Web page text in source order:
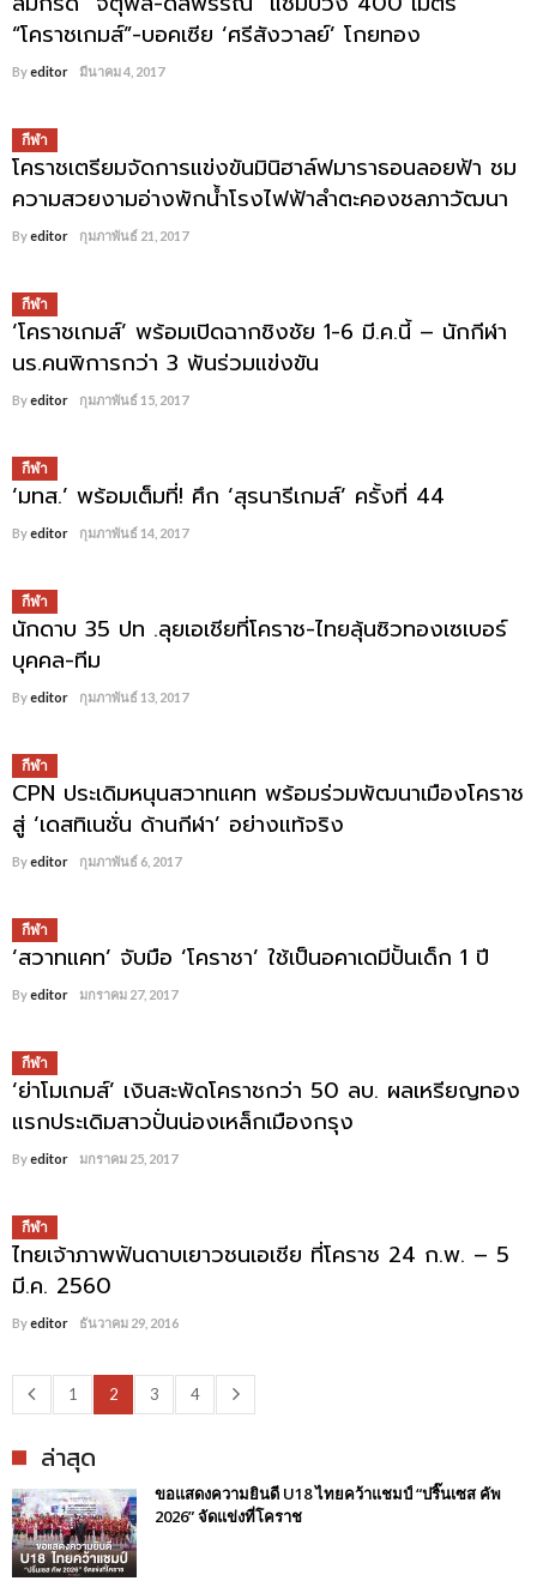
“โคราชเกมส์”-บอคเซีย ‘ศรีสังวาลย์’ โกยทอง
Byeditor มีนาคม 4, 2017
กีฬา
โคราชเตรียมจัดการแข่งขันมินิฮาล์ฟมาราธอนลอยฟ้า ชม
ความสวยงามอ่างพักน้ำโรงไฟฟ้าลำตะคองชลภาวัฒนา
Byeditor กุมภาพันธ์ 21, 2017
กีฬา
‘โคราชเกมส์’ พร้อมเปิดฉากชิงชัย 1-6 มี.ค.นี้ – นักกีฬา
นร.คนพิการกว่า 3 พันร่วมแข่งขัน
Byeditor กุมภาพันธ์ 15, 2017
กีฬา
‘มทส.’ พร้อมเต็มที่! ศึก ‘สุรนารีเกมส์’ ครั้งที่ 44
Byeditor กุมภาพันธ์ 14, 2017
กีฬา
นักดาบ 35 ปท .ลุยเอเชียที่โคราช-ไทยลุ้นซิวทองเซเบอร์
บุคคล-ทีม
Byeditor กุมภาพันธ์ 13, 2017
กีฬา
CPN ประเดิมหนุนสวาทแคท พร้อมร่วมพัฒนาเมืองโคราช
สู่ ‘เดสทิเนชั่น ด้านกีฬา’ อย่างแท้จริง
Byeditor กุมภาพันธ์ 6, 2017
กีฬา
‘สวาทแคท’ จับมือ ‘โคราชา’ ใช้เป็นอคาเดมีปั้นเด็ก 1 ปี
Byeditor มกราคม 27, 2017
กีฬา
‘ย่าโมเกมส์’ เงินสะพัดโคราชกว่า 50 ลบ. ผลเหรียญทอง
แรกประเดิมสาวปั่นน่องเหล็กเมืองกรุง
Byeditor มกราคม 25, 2017
กีฬา
ไทยเจ้าภาพฟันดาบเยาวชนเอเชีย ที่โคราช 24 ก.พ. – 5
มี.ค. 2560
Byeditor ธันวาคม 29, 2016
1 2 3 4
ล่าสุด
ขอแสดงความยินดี U18 ไทยคว้าแชมป์ “ปริ๊นเซส คัพ
2026” จัดแข่งที่โคราช